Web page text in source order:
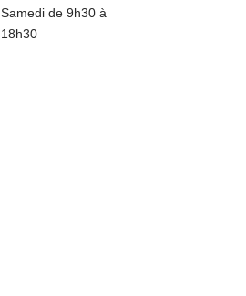
Samedi de 9h30 à
18h30